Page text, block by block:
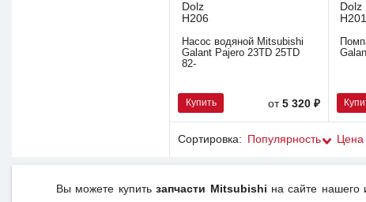
Dolz
H206
Насос водяной Mitsubishi
Galant Pajero 23TD 25TD
82-
Купить от5 320 ₽
Dolz
H201
Сортировка: Популярность Цена
Вы можете купитьзапчасти Mitsubishi на сайте нашего